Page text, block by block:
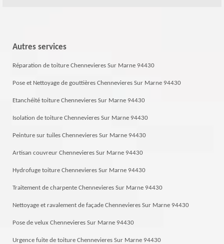
Autres services
Réparation de toiture Chennevieres Sur Marne 94430
Pose et Nettoyage de gouttières Chennevieres Sur Marne 94430
Etanchéité toiture Chennevieres Sur Marne 94430
Isolation de toiture Chennevieres Sur Marne 94430
Peinture sur tuiles Chennevieres Sur Marne 94430
Artisan couvreur Chennevieres Sur Marne 94430
Hydrofuge toiture Chennevieres Sur Marne 94430
Traitement de charpente Chennevieres Sur Marne 94430
Nettoyage et ravalement de façade Chennevieres Sur Marne 94430
Pose de velux Chennevieres Sur Marne 94430
Urgence fuite de toiture Chennevieres Sur Marne 94430